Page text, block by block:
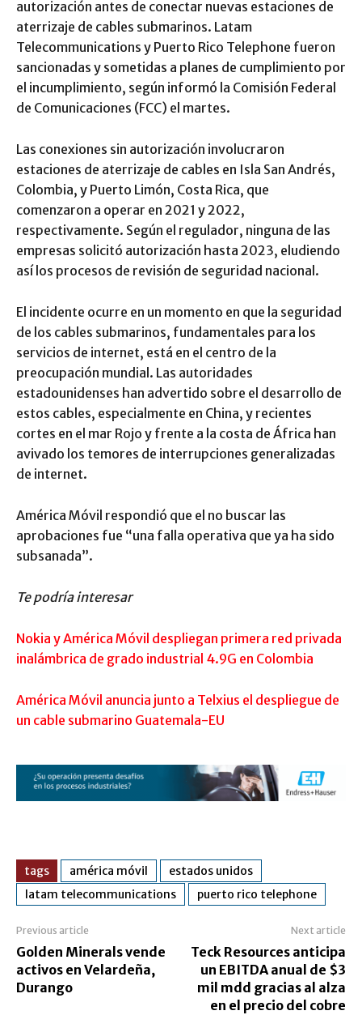
autorización antes de conectar nuevas estaciones de
aterrizaje de cables submarinos. Latam
Telecommunications y Puerto Rico Telephone fueron
sancionadas y sometidas a planes de cumplimiento por
el incumplimiento, según informó la Comisión Federal
de Comunicaciones (FCC) el martes.
Las conexiones sin autorización involucraron
estaciones de aterrizaje de cables en Isla San Andrés,
Colombia, y Puerto Limón, Costa Rica, que
comenzaron a operar en 2021 y 2022,
respectivamente. Según el regulador, ninguna de las
empresas solicitó autorización hasta 2023, eludiendo
así los procesos de revisión de seguridad nacional.
El incidente ocurre en un momento en que la seguridad
de los cables submarinos, fundamentales para los
servicios de internet, está en el centro de la
preocupación mundial. Las autoridades
estadounidenses han advertido sobre el desarrollo de
estos cables, especialmente en China, y recientes
cortes en el mar Rojo y frente a la costa de África han
avivado los temores de interrupciones generalizadas
de internet.
América Móvil respondió que el no buscar las
aprobaciones fue “una falla operativa que ya ha sido
subsanada”.
Te podría interesar
Nokia y América Móvil despliegan primera red privada
inalámbrica de grado industrial 4.9G en Colombia
América Móvil anuncia junto a Telxius el despliegue de
un cable submarino Guatemala-EU
tags américa móvil
estados unidos
latam telecommunications
puerto rico telephone
Previous article
Golden Minerals vende
activos en Velardeña,
Durango
Next article
Teck Resources anticipa
un EBITDA anual de $3
mil mdd gracias al alza
en el precio del cobre